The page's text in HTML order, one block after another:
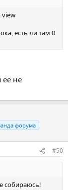
view
есть ли там 0
ее не
форума
#50
собираюсь!